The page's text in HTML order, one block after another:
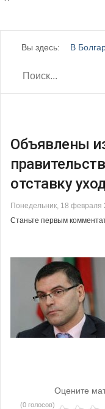
Вы здесь: В
Объявлены
отставку
Понедельник, 18 февраля
Станьте первым
Оцените
(0 голосов)